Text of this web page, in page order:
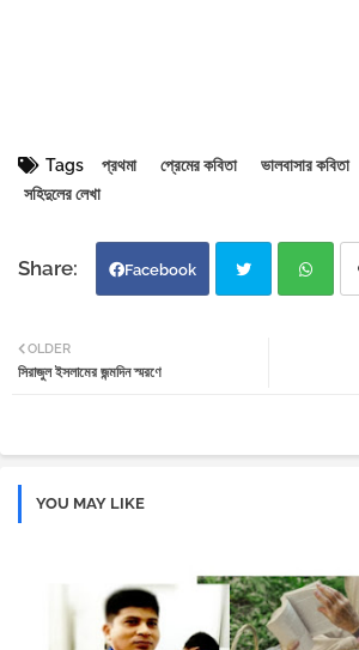
Tags প্রথমা প্রেমের কবিতা ভালবাসার কবিতা
সহিদুলের লেখা
Facebook
OLDER
সিরাজুল ইসলামের জন্মদিন স্মরণে
YOU MAY LIKE